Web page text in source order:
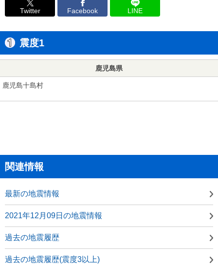
Twitter Facebook LINE
震度1
鹿児島県
鹿児島十島村
関連情報
最新の地震情報
2021年12月09日の地震情報
過去の地震履歴
過去の地震履歴(震度3以上)